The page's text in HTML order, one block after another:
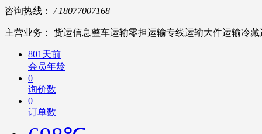
咨询热线： / 18077007168
主营业务： 货运信息整车运输零担运输专线运输大件运输冷
801天前
会员年龄
0
询价数
0
订单数